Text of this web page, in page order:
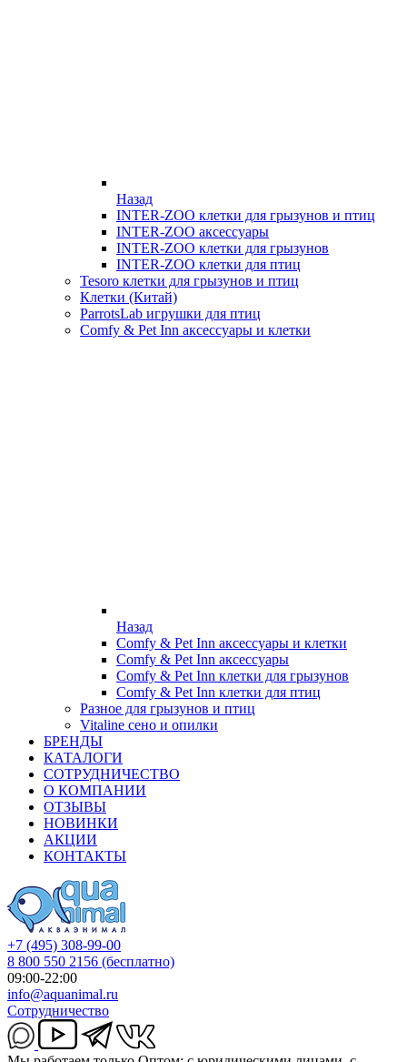
Назад
INTER-ZOO клетки для грызунов и птиц
INTER-ZOO аксессуары
INTER-ZOO клетки для грызунов
INTER-ZOO клетки для птиц
Tesoro клетки для грызунов и птиц
Клетки (Китай)
ParrotsLab игрушки для птиц
Comfy & Pet Inn аксессуары и клетки
Назад
Comfy & Pet Inn аксессуары и клетки
Comfy & Pet Inn аксессуары
Comfy & Pet Inn клетки для грызунов
Comfy & Pet Inn клетки для птиц
Разное для грызунов и птиц
Vitaline сено и опилки
БРЕНДЫ
КАТАЛОГИ
СОТРУДНИЧЕСТВО
О КОМПАНИИ
ОТЗЫВЫ
НОВИНКИ
АКЦИИ
КОНТАКТЫ
+7 (495) 308-99-00
8 800 550 2156 (бесплатно)
09:00-22:00
info@aquanimal.ru
Сотрудничество